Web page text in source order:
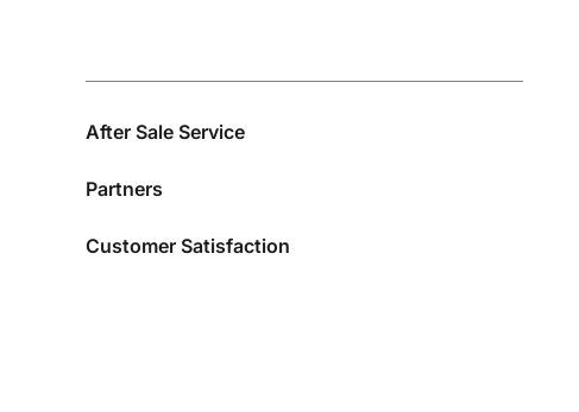
After Sale Service
Partners
Customer Satisfaction